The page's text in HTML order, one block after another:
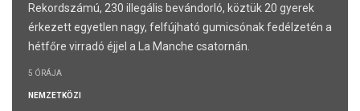
Rekordszámú, 230 illegális bevándorló, köztük 20 gyerek
érkezett egyetlen nagy, felfújható gumicsónak fedélzetén a
hétfőre virradó éjjel a La Manche csatornán.
5 ÓRÁJA
NEMZETKÖZI